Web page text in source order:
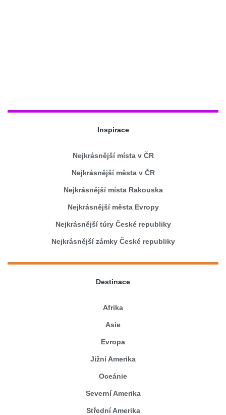
Inspirace
Nejkrásnější místa v ČR
Nejkrásnější města v ČR
Nejkrásnější místa Rakouska
Nejkrásnější města Evropy
Nejkrásnější túry České republiky
Nejkrásnější zámky České republiky
Destinace
Afrika
Asie
Evropa
Jižní Amerika
Oceánie
Severní Amerika
Střední Amerika